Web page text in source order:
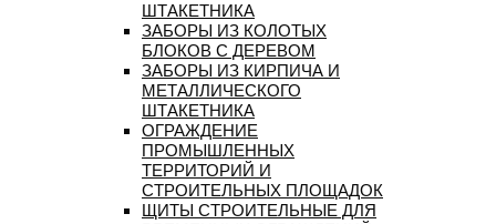
ШТАКЕТНИКА
ЗАБОРЫ ИЗ КОЛОТЫХ
БЛОКОВ С ДЕРЕВОМ
ЗАБОРЫ ИЗ КИРПИЧА И
МЕТАЛЛИЧЕСКОГО
ШТАКЕТНИКА
ОГРАЖДЕНИЕ
ПРОМЫШЛЕННЫХ
ТЕРРИТОРИЙ И
СТРОИТЕЛЬНЫХ ПЛОЩАДОК
ЩИТЫ СТРОИТЕЛЬНЫЕ ДЛЯ